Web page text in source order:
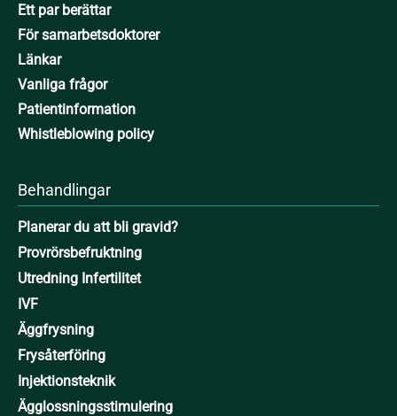
Ett par berättar
För samarbetsdoktorer
Länkar
Vanliga frågor
Patientinformation
Whistleblowing policy
Behandlingar
Planerar du att bli gravid?
Provrörsbefruktning
Utredning Infertilitet
IVF
Äggfrysning
Frysåterföring
Injektionsteknik
Ägglossningsstimulering